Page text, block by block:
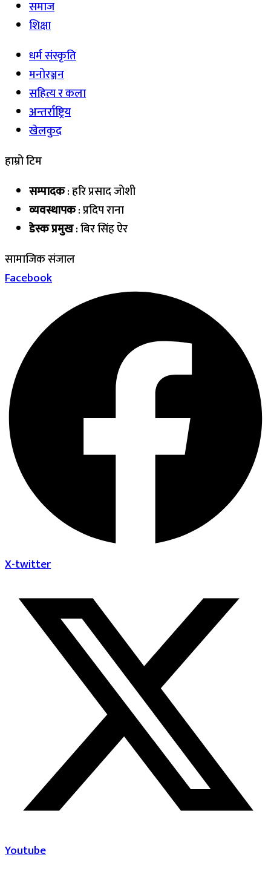
समाज
शिक्षा
धर्म संस्कृति
मनोरञ्जन
सहित्य र कला
अन्तर्राष्ट्रिय
खेलकुद
हाम्रो टिम
सम्पादक: हरि प्रसाद जोशी
व्यवस्थापक: प्रदिप राना
डेस्क प्रमुख: बिर सिंह ऐर
सामाजिक संजाल
Facebook
X-twitter
Youtube